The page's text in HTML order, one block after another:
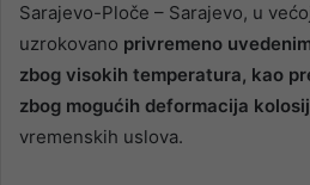
Sarajevo-Ploče – Sarajevo, u
uzrokovano privremeno
zbog visokih temperatura, kao
zbog mogućih deformacija
vremenskih uslova.